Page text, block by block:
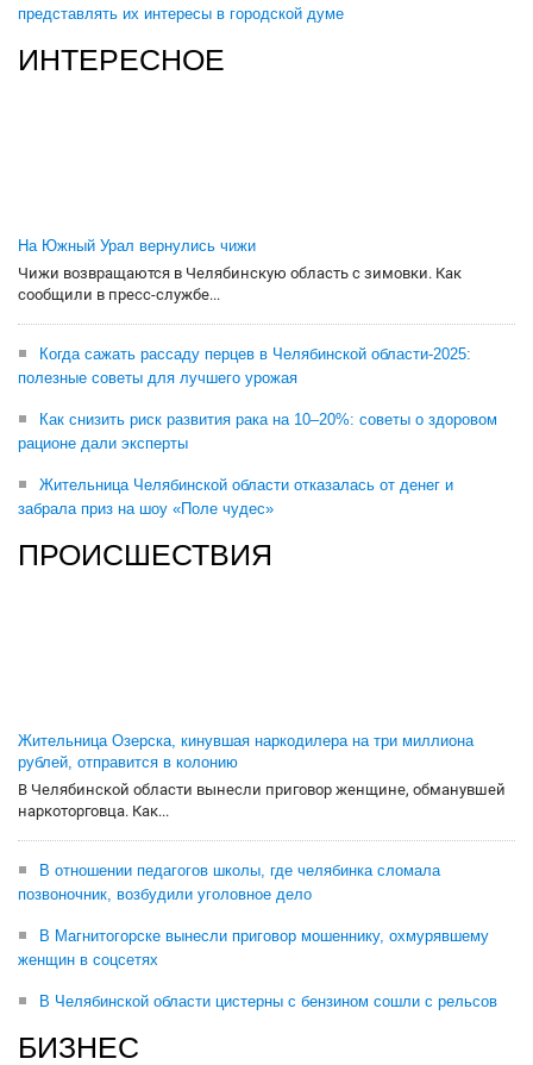
представлять их интересы в городской думе
ИНТЕРЕСНОЕ
На Южный Урал вернулись чижи
Чижи возвращаются в Челябинскую область с зимовки. Как
сообщили в пресс-службе...
Когда сажать рассаду перцев в Челябинской области-2025:
полезные советы для лучшего урожая
Как снизить риск развития рака на 10–20%: советы о здоровом
рационе дали эксперты
Жительница Челябинской области отказалась от денег и
забрала приз на шоу «Поле чудес»
ПРОИСШЕСТВИЯ
Жительница Озерска, кинувшая наркодилера на три миллиона
рублей, отправится в колонию
В Челябинской области вынесли приговор женщине, обманувшей
наркоторговца. Как...
В отношении педагогов школы, где челябинка сломала
позвоночник, возбудили уголовное дело
В Магнитогорске вынесли приговор мошеннику, охмурявшему
женщин в соцсетях
В Челябинской области цистерны с бензином сошли с рельсов
БИЗНЕС